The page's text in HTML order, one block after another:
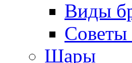
Виды
Советы
Шары